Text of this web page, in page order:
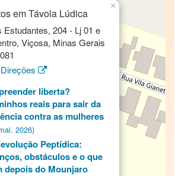
em Távola Lúdica
Estudantes, 204 - Lj 01 e
Viçosa, Minas Gerais
liberta?
reais para sair da
contra as mulheres
2026)
Peptídica:
obstáculos e o que
depois do Mounjaro
×